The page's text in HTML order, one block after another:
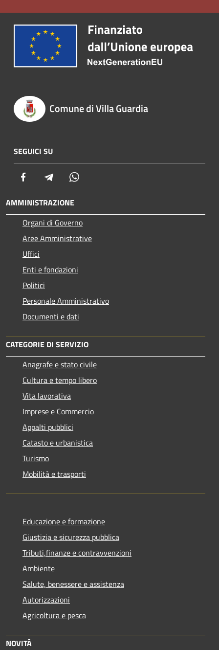
Comune di Villa Guardia
SEGUICI SU
Facebook Telegram
AMMINISTRAZIONE
Organi di Governo
Aree Amministrative
Uffici
Enti e fondazioni
Politici
Personale Amministrativo
Documenti e dati
CATEGORIE DI SERVIZIO
Anagrafe e stato civile
Cultura e tempo libero
Vita lavorativa
Imprese e Commercio
Appalti pubblici
Catasto e urbanistica
Turismo
Mobilità e trasporti
Educazione e formazione
Giustizia e sicurezza pubblica
Tributi,finanze e contravvenzioni
Ambiente
Salute, benessere e assistenza
Autorizzazioni
Agricoltura e pesca
NOVITÀ